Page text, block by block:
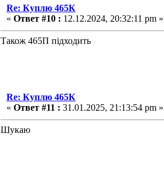
Re: Куплю 465К
« Ответ #10 : 12.12.2024, 20:32:11 pm »
Також 465П підходить
Re: Куплю 465К
« Ответ #11 : 31.01.2025, 21:13:54 pm »
Шукаю